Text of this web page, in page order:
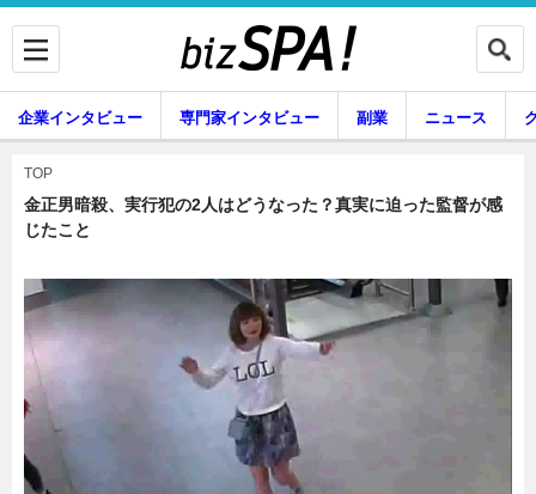
企業インタビュー 専門家インタビュー
企業インタビュー 専門家インタビュー 副業 ニュース
暮らし
TOP
金正男暗殺、実行犯の2人はどうなった？真実に迫った監督が感
じたこと